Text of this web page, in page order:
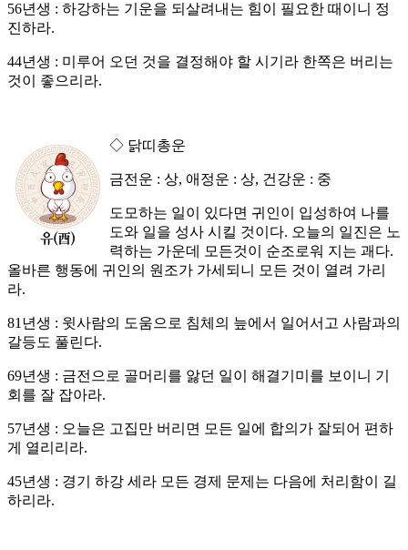
56년생 : 하강하는 기운을 되살려내는 힘이 필요한 때이니 정
진하라.
44년생 : 미루어 오던 것을 결정해야 할 시기라 한쪽은 버리는
것이 좋으리라.
◇ 닭띠총운
금전운 : 상, 애정운 : 상, 건강운 : 중
도모하는 일이 있다면 귀인이 입성하여 나를
도와 일을 성사 시킬 것이다. 오늘의 일진은 노
력하는 가운데 모든것이 순조로워 지는 괘다.
올바른 행동에 귀인의 원조가 가세되니 모든 것이 열려 가리
라.
81년생 : 윗사람의 도움으로 침체의 늪에서 일어서고 사람과의
갈등도 풀린다.
69년생 : 금전으로 골머리를 앓던 일이 해결기미를 보이니 기
회를 잘 잡아라.
57년생 : 오늘은 고집만 버리면 모든 일에 합의가 잘되어 편하
게 열리리라.
45년생 : 경기 하강 세라 모든 경제 문제는 다음에 처리함이 길
하리라.